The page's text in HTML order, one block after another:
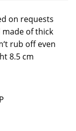
on requests
made of thick
rub off even
8.5 cm